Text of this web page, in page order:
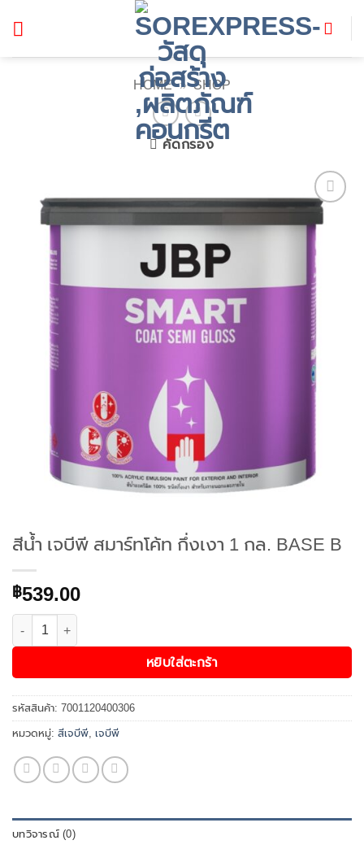
HOME » SHOP
คัดกรอง
wishlist
สีน้ำ เจบีพี สมาร์ทโค้ท กึ่งเงา 1 กล. BASE B
฿539.00
จำนวน สีน้ำ เจบีพี สมาร์ทโค้ท กึ่งเงา 1 กล. BASE B ชิ้น
หยิบใส่ตะกร้า
รหัสสินค้า: 7001120400306
หมวดหมู่: สีเจบีพี, เจบีพี
บทวิจารณ์ (0)